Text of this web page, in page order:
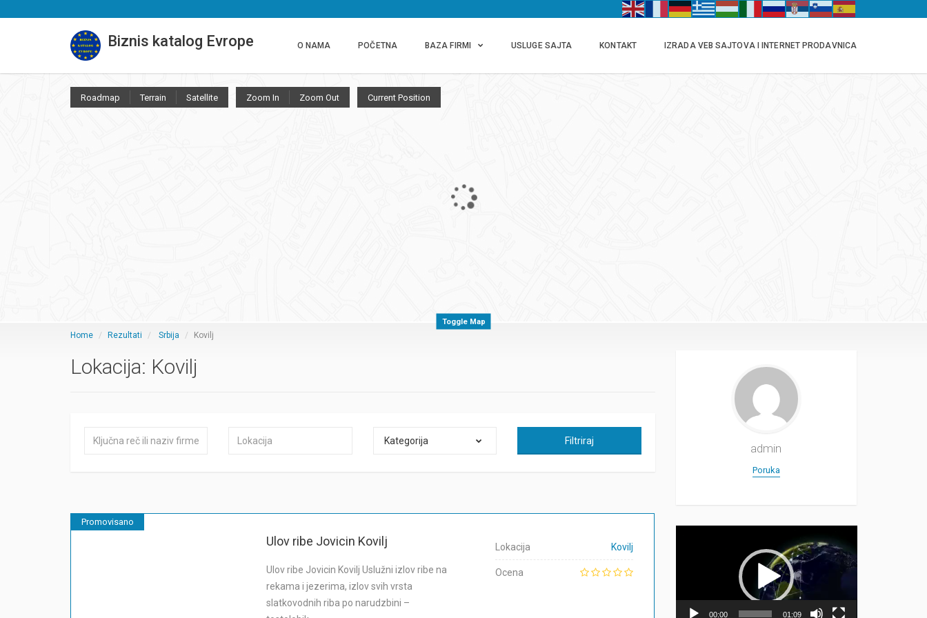
Biznis katalog Evrope O NAMA POČETNA BAZA FIRMI USLUGE SAJTA KONTAKT IZRADA VEB SAJTOVA I INTERNET PRODAVNICA
Toggle Map
Roadmap Terrain Satellite Zoom In Zoom Out Current Position
Home Rezultati Srbija Kovilj
Lokacija: Kovilj
Kategorija Filtriraj
Promovisano
Ulov ribe Jovicin Kovilj
Ulov ribe Jovicin Kovilj Uslužni izlov ribe na
rekama i jezerima, izlov svih vrsta
slatkovodnih riba po narudzbini –
Lokacija Kovilj
Ocena
admin
Poruka
00:00 01:09